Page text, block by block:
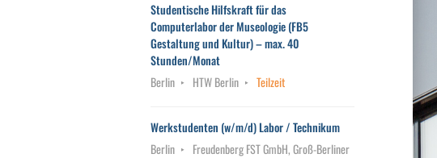
Studentische Hilfskraft für das
Computerlabor der Museologie (FB5
Gestaltung und Kultur) – max. 40
Stunden/Monat
Berlin
HTW Berlin Teilzeit
Werkstudenten (w/m/d) Labor / Technikum
Berlin
Freudenberg FST GmbH, Groß-Berliner